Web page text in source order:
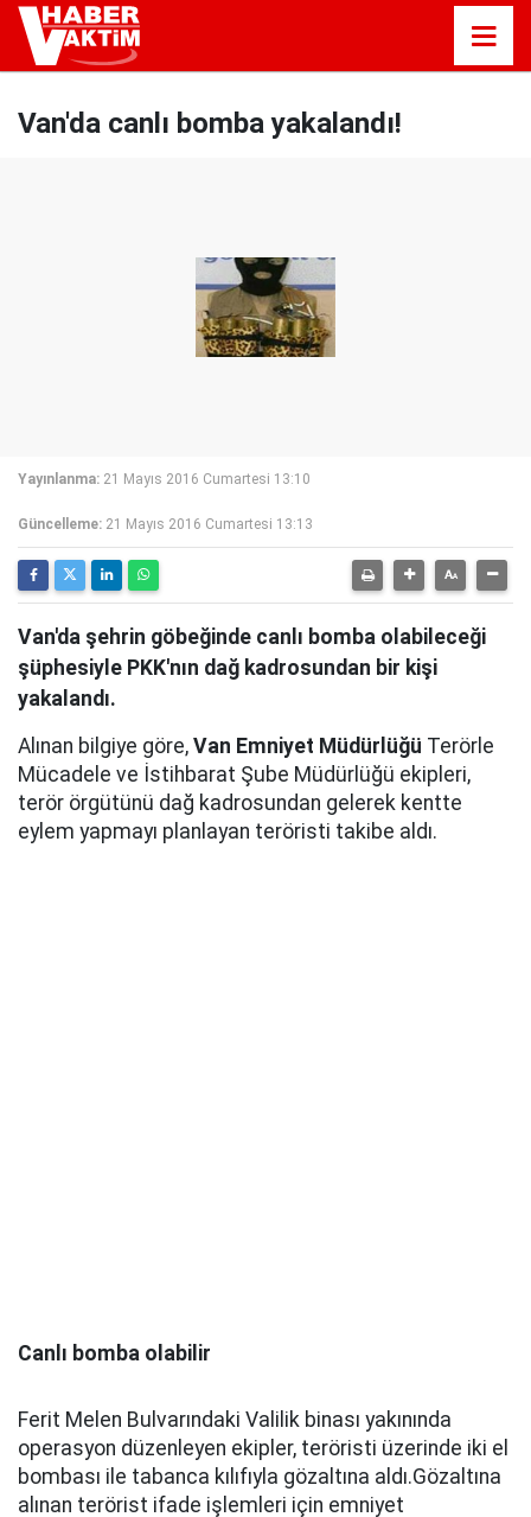
Van'da canlı bomba yakalandı!
Yayınlanma: 21 Mayıs 2016 Cumartesi 13:10
Güncelleme: 21 Mayıs 2016 Cumartesi 13:13
Van'da şehrin göbeğinde canlı bomba olabileceği
şüphesiyle PKK'nın dağ kadrosundan bir kişi
yakalandı.
Alınan bilgiye göre, Van Emniyet Müdürlüğü Terörle
Mücadele ve İstihbarat Şube Müdürlüğü ekipleri,
terör örgütünü dağ kadrosundan gelerek kentte
eylem yapmayı planlayan teröristi takibe aldı.
Canlı bomba olabilir
Ferit Melen Bulvarındaki Valilik binası yakınında
operasyon düzenleyen ekipler, teröristi üzerinde iki el
bombası ile tabanca kılıfıyla gözaltına aldı.Gözaltına
alınan terörist ifade işlemleri için emniyet